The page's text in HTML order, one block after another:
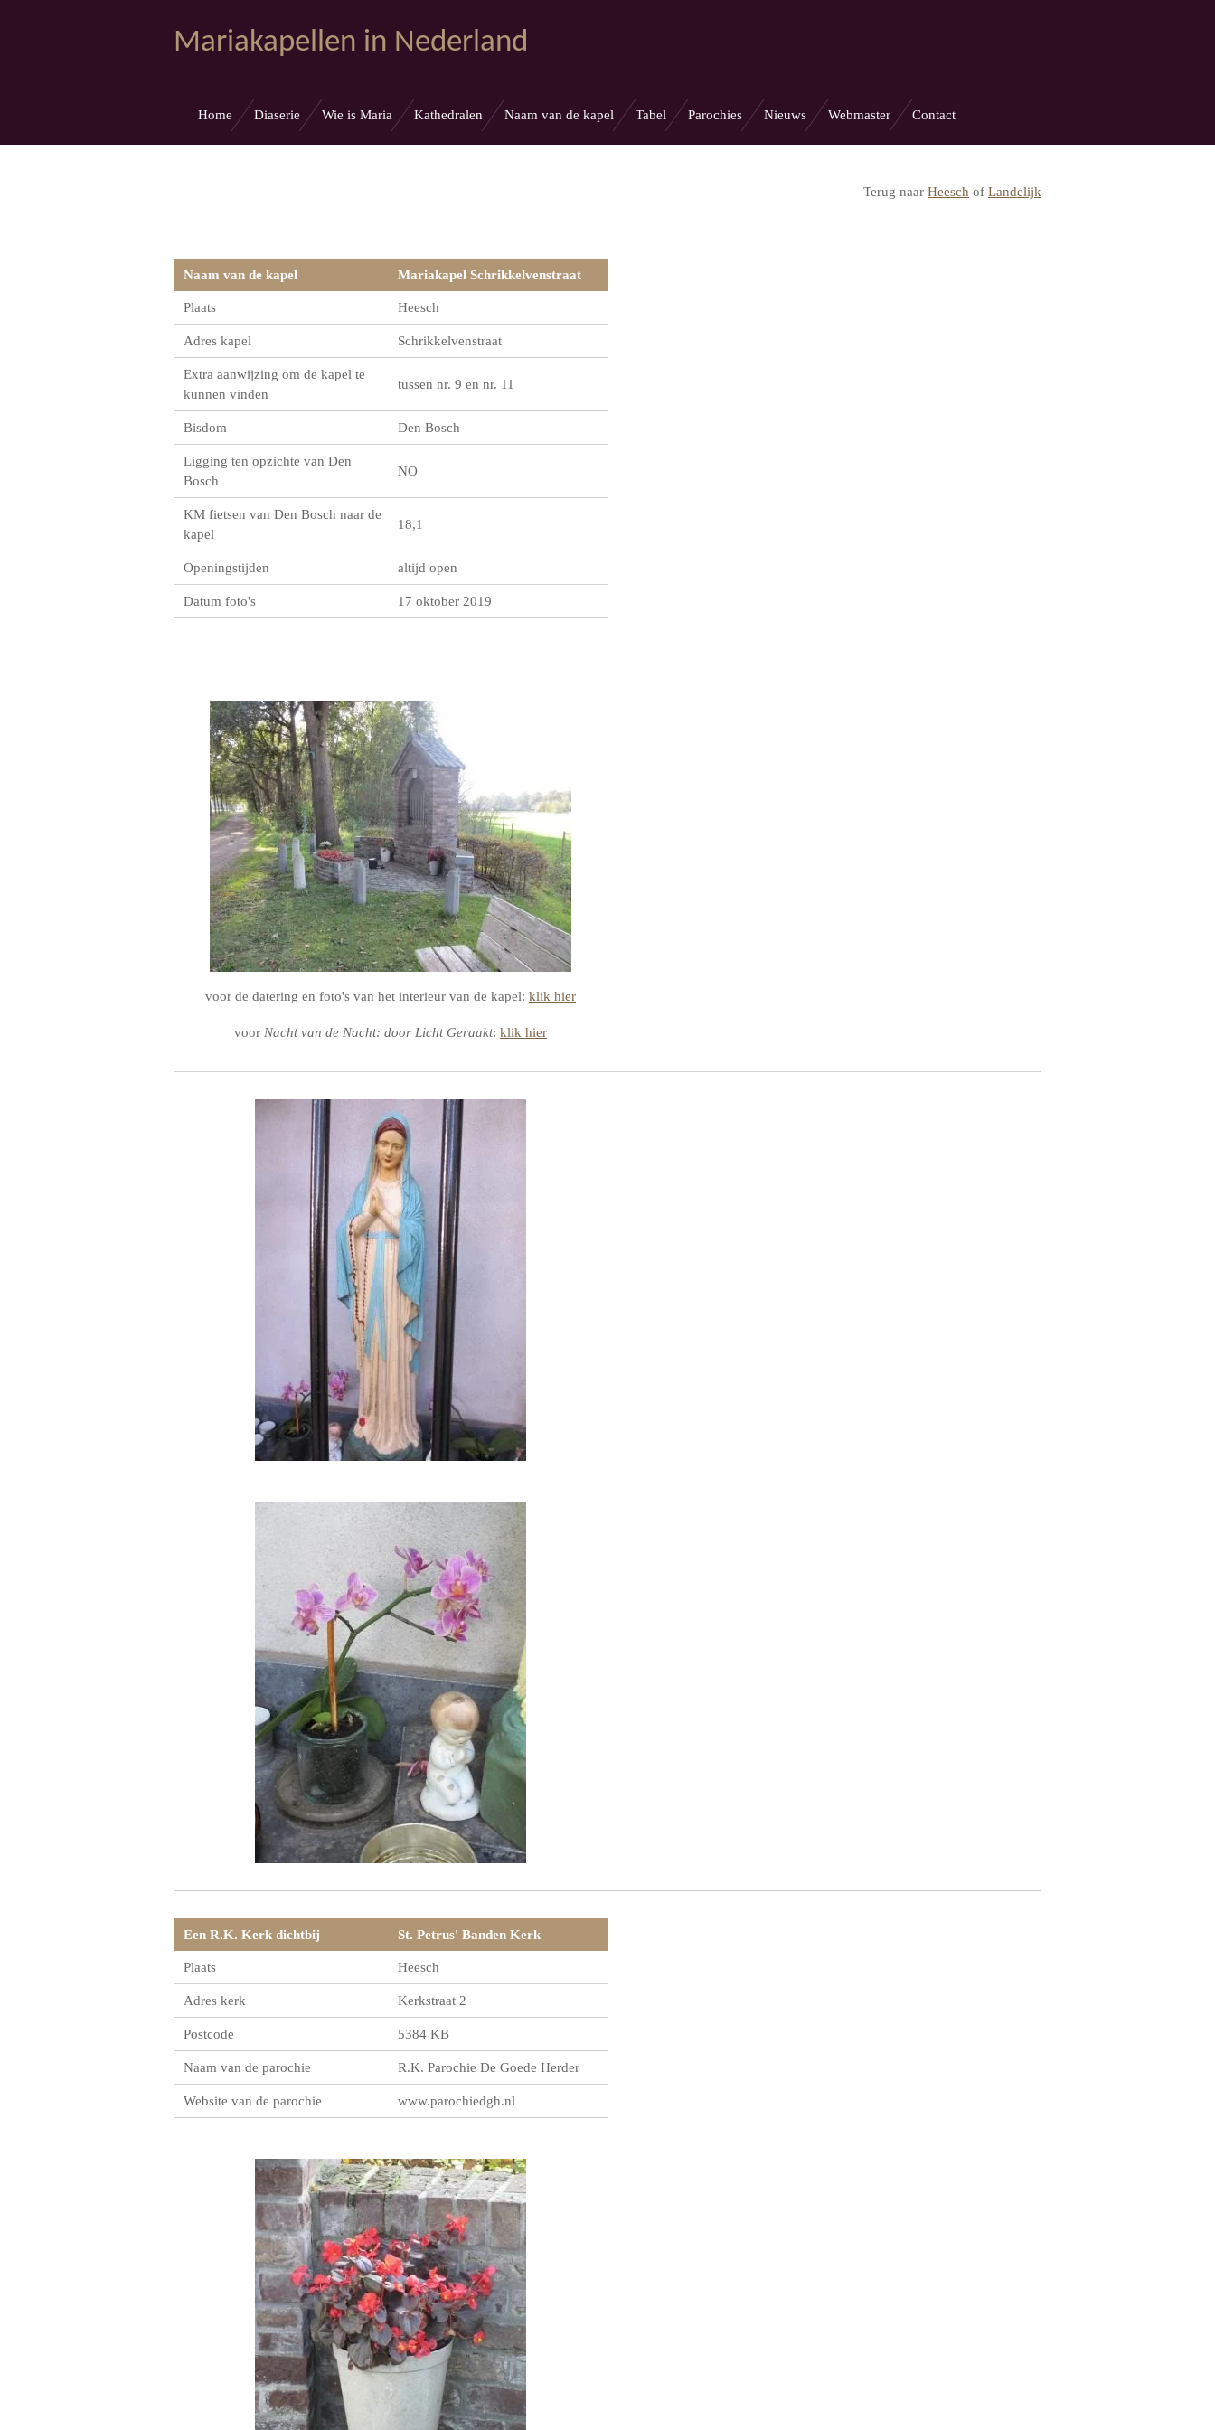
Mariakapellen in Nederland
Home Diaserie Wie is Maria Kathedralen Naam van de kapel Tabel Parochies Nieuws Webmaster Contact
Terug naar Heesch of Landelijk
Naam van de kapel Mariakapel Schrikkelvenstraat
Plaats Heesch
Adres kapel Schrikkelvenstraat
Extra aanwijzing om de kapel te
kunnen vinden
tussen nr. 9 en nr. 11
Bisdom Den Bosch
Ligging ten opzichte van Den
Bosch
NO
KM fietsen van Den Bosch naar de
kapel
18,1
Openingstijden altijd open
Datum foto's 17 oktober 2019
voor de datering en foto's van het interieur van de kapel: klik hier
voor Nacht van de Nacht: door Licht Geraakt: klik hier
Een R.K. Kerk dichtbij St. Petrus' Banden Kerk
Plaats Heesch
Adres kerk Kerkstraat 2
Postcode 5384 KB
Naam van de parochie R.K. Parochie De Goede Herder
Website van de parochie www.parochiedgh.nl